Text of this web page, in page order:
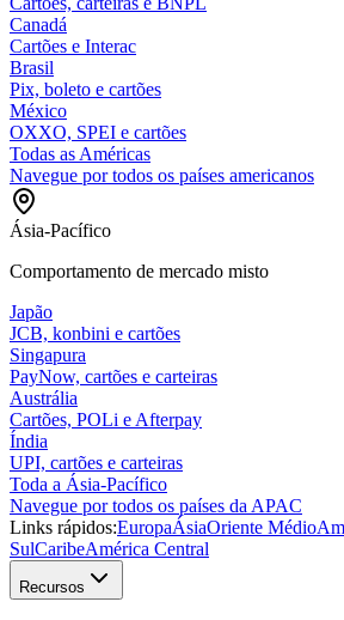
Canadá
Cartões e Interac
Brasil
Pix, boleto e cartões
México
OXXO, SPEI e cartões
Todas as Américas
Navegue por todos os países americanos
Ásia-Pacífico
Comportamento de mercado misto
Japão
JCB, konbini e cartões
Singapura
PayNow, cartões e carteiras
Austrália
Cartões, POLi e Afterpay
Índia
UPI, cartões e carteiras
Toda a Ásia-Pacífico
Navegue por todos os países da APAC
Links rápidos:EuropaÁsiaOriente Médio
SulCaribeAmérica Central
Recursos